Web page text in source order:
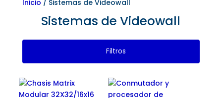
Inicio / Sistemas de Videowall
Sistemas de Videowall
Filtros